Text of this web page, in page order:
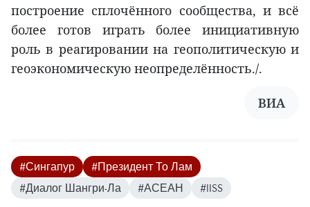
построение сплочённого сообщества, и всё
более готов играть более инициативную
роль в реагировании на геополитическую и
геоэкономическую неопределённость./.
ВИА
#Сингапур
#Президент То Лам
#Диалог Шангри-Ла
#АСЕАН #IISS